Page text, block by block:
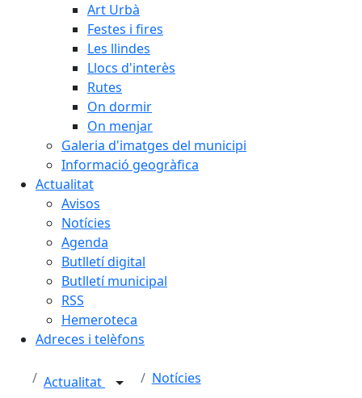
Art Urbà
Festes i fires
Les llindes
Llocs d'interès
Rutes
On dormir
On menjar
Galeria d'imatges del municipi
Informació geogràfica
Actualitat
Avisos
Notícies
Agenda
Butlletí digital
Butlletí municipal
RSS
Hemeroteca
Adreces i telèfons
Actualitat Notícies